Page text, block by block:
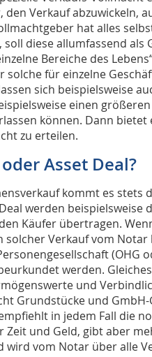
den Verkauf abzuwickeln,
hat alles
diese allumfassend als
Bereiche des
für einzelne
sich beispielsweise
einen
können. Dann bietet
zu erteilen.
Asset Deal?
kommt es stets
werden
Käufer übertragen.
solcher Verkauf vom Notar
(OHG
werden.
und
Grundstücke und
in jedem Fall die
Zeit und Geld, gibt aber
wird vom Notar über alle